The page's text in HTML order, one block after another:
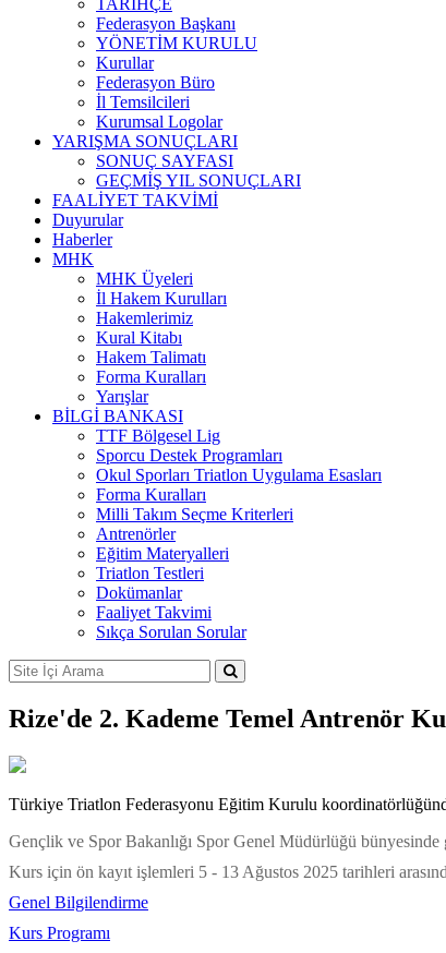
TARİHÇE
Federasyon Başkanı
YÖNETİM KURULU
Kurullar
Federasyon Büro
İl Temsilcileri
Kurumsal Logolar
YARIŞMA SONUÇLARI
SONUÇ SAYFASI
GEÇMİŞ YIL SONUÇLARI
FAALİYET TAKVİMİ
Duyurular
Haberler
MHK
MHK Üyeleri
İl Hakem Kurulları
Hakemlerimiz
Kural Kitabı
Hakem Talimatı
Forma Kuralları
Yarışlar
BİLGİ BANKASI
TTF Bölgesel Lig
Sporcu Destek Programları
Okul Sporları Triatlon Uygulama Esasları
Forma Kuralları
Milli Takım Seçme Kriterleri
Antrenörler
Eğitim Materyalleri
Triatlon Testleri
Dokümanlar
Faaliyet Takvimi
Sıkça Sorulan Sorular
Rize'de 2. Kademe Temel Antrenör
Türkiye Triatlon Federasyonu Eğitim Kurulu
Gençlik ve Spor Bakanlığı Spor Genel Müdürlüğü
Kurs için ön kayıt işlemleri 5 - 13 Ağustos 2025 tarihleri
Genel Bilgilendirme
Kurs Programı